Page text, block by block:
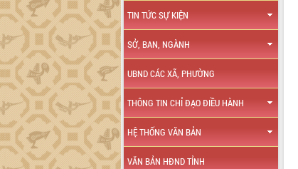
TIN TỨC SỰ KIỆN
SỞ, BAN, NGÀNH
UBND CÁC XÃ, PHƯỜNG
THÔNG TIN CHỈ ĐẠO ĐIỀU HÀNH
HỆ THỐNG VĂN BẢN
VĂN BẢN HĐND TỈNH